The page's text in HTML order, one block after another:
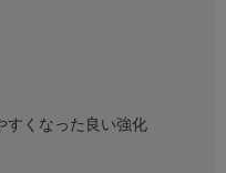
すくなった良い強化